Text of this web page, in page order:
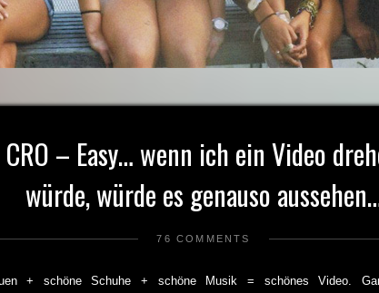
CRO – Easy… wenn ich ein Video
würde, würde es genauso
76 COMMENTS
+ schöne Schuhe + schöne Musik = schönes Video.